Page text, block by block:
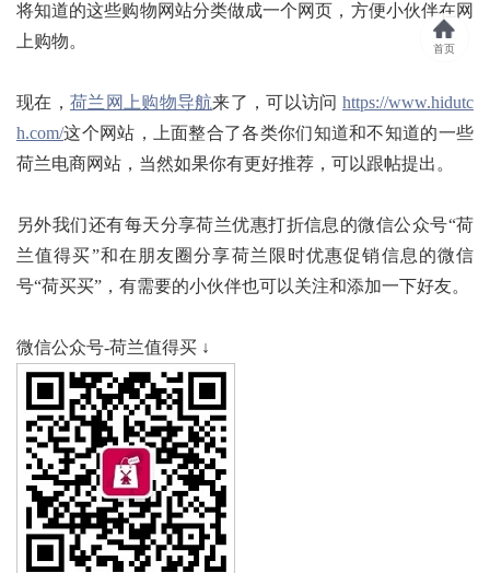
将知道的这些购物网站分类做成一个网页，方便小伙伴在网
上购物。
现在， 荷兰网上购物导航来了，可以访问https://www.hidutc
h.com/这个网站 ，上面整合了各类你们知道和不知道的一些
荷兰电商网站，当然如果你有更好推荐，可以跟帖提出。
另外我们还有每天分享荷兰优惠打折信息的微信公众号“荷
兰值得买”和在朋友圈分享荷兰限时优惠促销信息的微信
号“荷买买”，有需要的小伙伴也可以关注和添加一下好友。
微信公众号-荷兰值得买 ↓
首页